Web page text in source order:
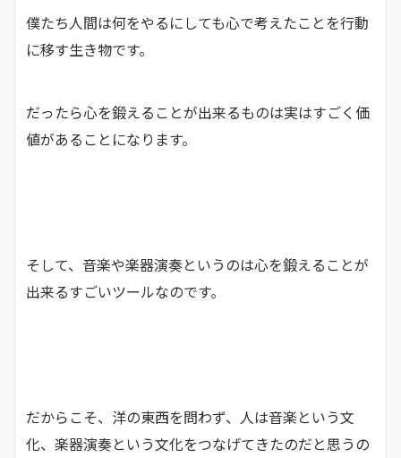
僕たち人間は何をやるにしても心で考えたことを行動
に移す生き物です。
だったら心を鍛えることが出来るものは実はすごく価
値があることになります。
そして、音楽や楽器演奏というのは心を鍛えることが
出来るすごいツールなのです。
だからこそ、洋の東西を問わず、人は音楽という文
化、楽器演奏という文化をつなげてきたのだと思うの